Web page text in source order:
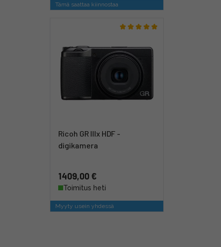
Tämä saattaa kiinnostaa
Ricoh GR IIIx HDF -
digikamera
1409,00 €
Toimitus heti
Myyty usein yhdessä